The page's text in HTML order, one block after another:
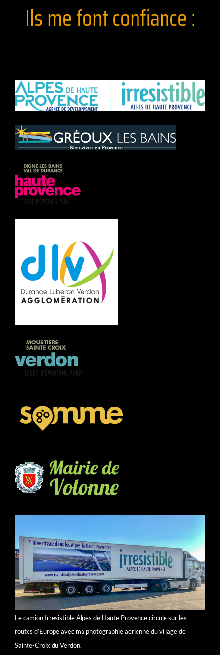
Ils me font confiance :
Le camion Irresistible Alpes de Haute Provence circule sur les
routes d’Europe avec ma photographie aérienne du village de
Sainte-Croix du Verdon.